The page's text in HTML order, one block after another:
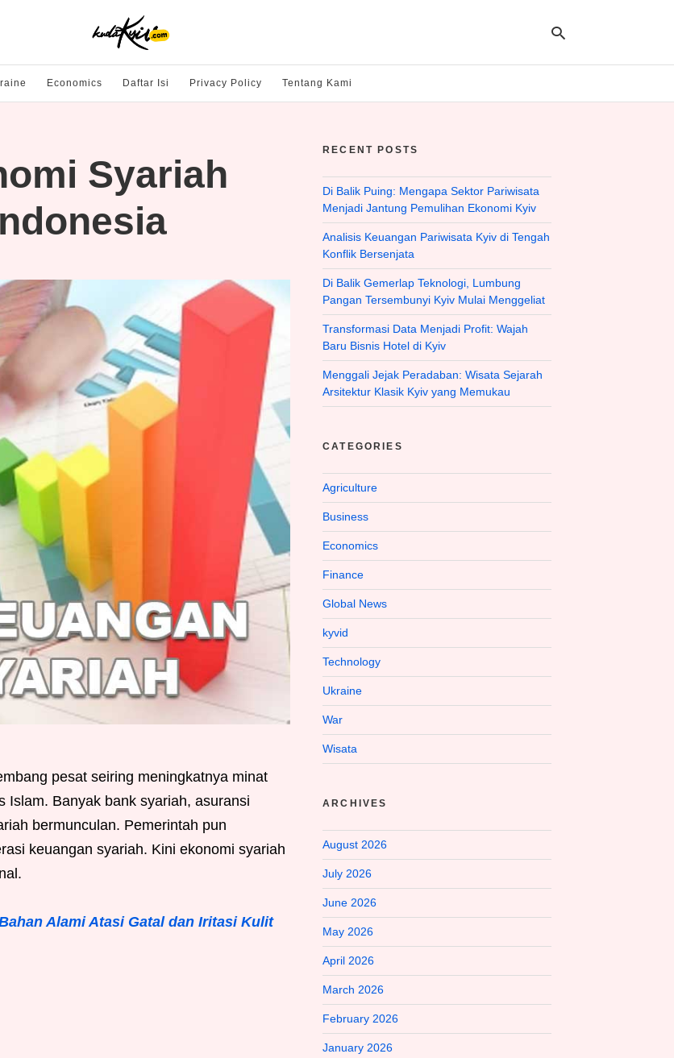
Economics Daftar Isi Privacy Policy Tentang Kami
Syariah
pesat seiring meningkatnya minat
Islam. Banyak bank syariah, asuransi
bermunculan. Pemerintah pun
keuangan syariah. Kini ekonomi syariah
Alami Atasi Gatal dan Iritasi Kulit
RECENT POSTS
Di Balik Puing: Mengapa Sektor Pariwisata
Menjadi Jantung Pemulihan Ekonomi Kyiv
Analisis Keuangan Pariwisata Kyiv di Tengah
Konflik Bersenjata
Di Balik Gemerlap Teknologi, Lumbung
Pangan Tersembunyi Kyiv Mulai Menggeliat
Transformasi Data Menjadi Profit: Wajah
Baru Bisnis Hotel di Kyiv
Menggali Jejak Peradaban: Wisata Sejarah
Arsitektur Klasik Kyiv yang Memukau
CATEGORIES
Agriculture
Business
Economics
Finance
Global News
kyvid
Technology
Ukraine
War
Wisata
ARCHIVES
August 2026
July 2026
June 2026
May 2026
April 2026
March 2026
February 2026
January 2026